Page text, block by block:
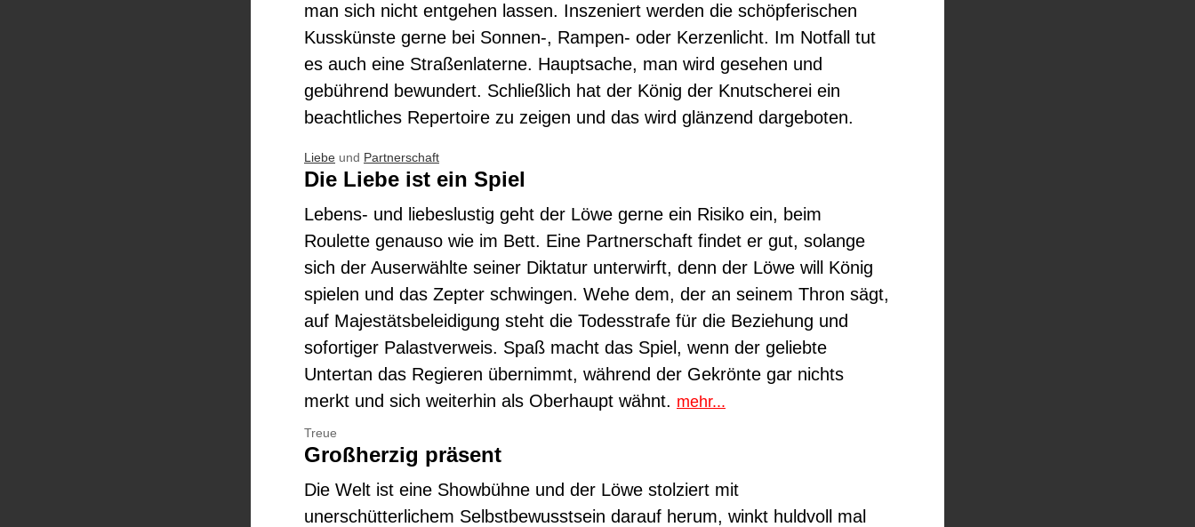
man sich nicht entgehen lassen. Inszeniert werden die schöpferischen
Kusskünste gerne bei Sonnen-, Rampen- oder Kerzenlicht. Im Notfall tut
es auch eine Straßenlaterne. Hauptsache, man wird gesehen und
gebührend bewundert. Schließlich hat der König der Knutscherei ein
beachtliches Repertoire zu zeigen und das wird glänzend dargeboten.
Liebe und Partnerschaft
Die Liebe ist ein Spiel
Lebens- und liebeslustig geht der Löwe gerne ein Risiko ein, beim
Roulette genauso wie im Bett. Eine Partnerschaft findet er gut, solange
sich der Auserwählte seiner Diktatur unterwirft, denn der Löwe will König
spielen und das Zepter schwingen. Wehe dem, der an seinem Thron sägt,
auf Majestätsbeleidigung steht die Todesstrafe für die Beziehung und
sofortiger Palastverweis. Spaß macht das Spiel, wenn der geliebte
Untertan das Regieren übernimmt, während der Gekrönte gar nichts
merkt und sich weiterhin als Oberhaupt wähnt. mehr...
Treue
Großherzig präsent
Die Welt ist eine Showbühne und der Löwe stolziert mit
unerschütterlichem Selbstbewusstsein darauf herum, winkt huldvoll mal